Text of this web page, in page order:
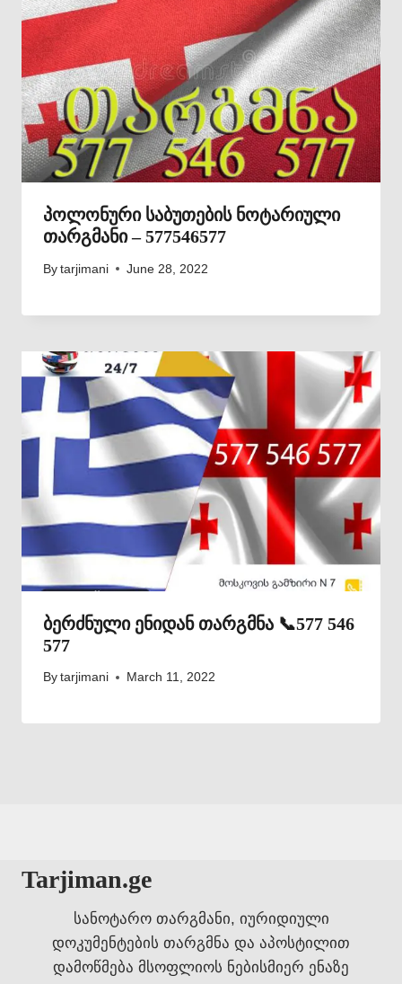
პოლონური საბუთების ნოტარიული
თარგმანი – 577546577
By tarjimani June 28, 2022
ბერძნული ენიდან თარგმნა 📞577 546
577
By tarjimani March 11, 2022
Tarjiman.ge
სანოტარო თარგმანი, იურიდიული
დოკუმენტების თარგმნა და აპოსტილით
დამოწმება მსოფლიოს ნებისმიერ ენაზე